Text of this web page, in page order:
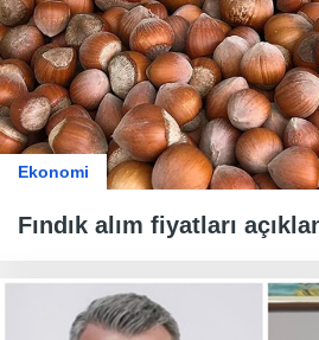
Ekonomi
Fındık alım fiyatları